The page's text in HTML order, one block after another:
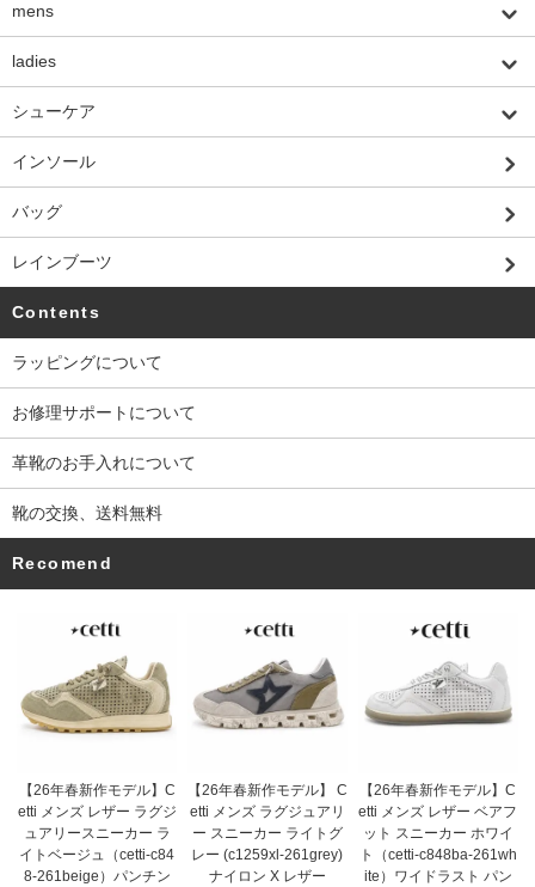
mens
ladies
シューケア
インソール
バッグ
レインブーツ
Contents
ラッピングについて
お修理サポートについて
革靴のお手入れについて
靴の交換、送料無料
Recomend
【26年春新作モデル】C
etti メンズ レザー ラグジ
ュアリースニーカー ラ
イトベージュ（cetti-c84
8-261beige）パンチン
【26年春新作モデル】 C
etti メンズ ラグジュアリ
ー スニーカー ライトグ
レー (c1259xl-261grey)
ナイロン X レザー
【26年春新作モデル】C
etti メンズ レザー ベアフ
ット スニーカー ホワイ
ト（cetti-c848ba-261wh
ite）ワイドラスト パン